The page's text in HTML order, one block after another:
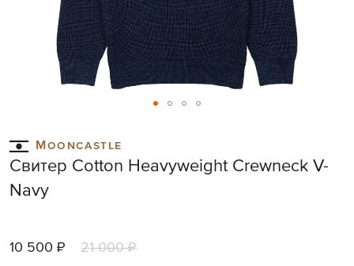
to
the
beginning
of
Mooncastle
Свитер Cotton Heavyweight Crewneck V-
Navy
10 500 ₽ 21 000 ₽